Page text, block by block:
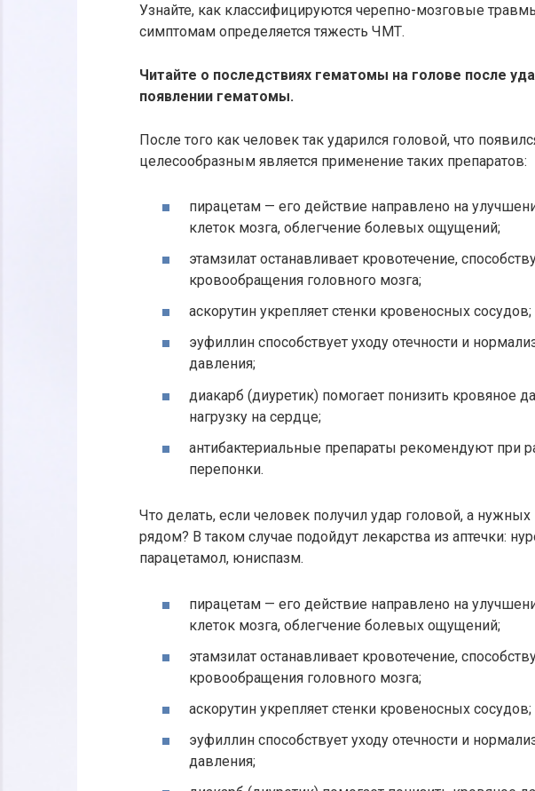
Узнайте, как классифицируются черепно-мозговые
симптомам определяется тяжесть ЧМТ.
Читайте о последствиях гематомы на голове после
появлении гематомы.
После того как человек так ударился головой, что
целесообразным является применение таких препаратов:
пирацетам — его действие направлено на
клеток мозга, облегчение болевых ощущений;
этамзилат останавливает кровотечение,
кровообращения головного мозга;
аскорутин укрепляет стенки кровеносных сосудов;
эуфиллин способствует уходу отечности и
давления;
диакарб (диуретик) помогает понизить кровяное
нагрузку на сердце;
антибактериальные препараты рекомендуют при
перепонки.
Что делать, если человек получил удар головой, а нужных
рядом? В таком случае подойдут лекарства из аптечки:
парацетамол, юниспазм.
пирацетам — его действие направлено на
клеток мозга, облегчение болевых ощущений;
этамзилат останавливает кровотечение,
кровообращения головного мозга;
аскорутин укрепляет стенки кровеносных сосудов;
эуфиллин способствует уходу отечности и
давления;